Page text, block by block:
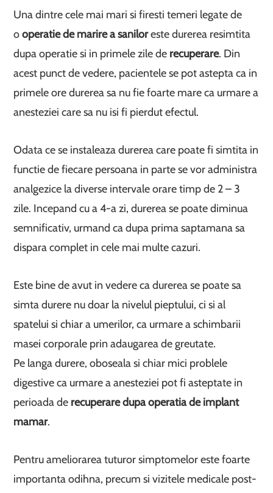
Una dintre cele mai mari si firesti temeri legate de
ooperatie de marire a saniloreste durerea resimtita
dupa operatie si in primele zile de recuperare. Din
acest punct de vedere, pacientele se pot astepta ca in
primele ore durerea sa nu fie foarte mare ca urmare a
anesteziei care sa nu isi fi pierdut efectul.
Odata ce se instaleaza durerea care poate fi simtita in
functie de fiecare persoana in parte se vor administra
analgezice la diverse intervale orare timp de 2 – 3
zile. Incepand cu a 4-a zi, durerea se poate diminua
semnificativ, urmand ca dupa prima saptamana sa
dispara complet in cele mai multe cazuri.
Este bine de avut in vedere ca durerea se poate sa
simta durere nu doar la nivelul pieptului, ci si al
spatelui si chiar a umerilor, ca urmare a schimbarii
masei corporale prin adaugarea de greutate.
Pe langa durere, oboseala si chiar mici problele
digestive ca urmare a anesteziei pot fi asteptate in
perioada de recuperare dupa operatia de implant
mamar.
Pentru ameliorarea tuturor simptomelor este foarte
importanta odihna, precum si vizitele medicale post-